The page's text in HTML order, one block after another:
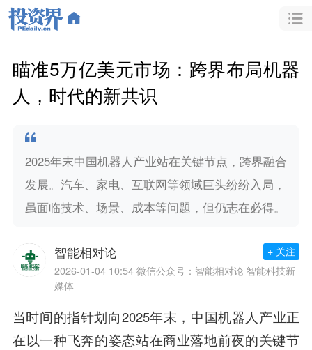
瞄准5万亿美元市场：跨界布局机器
人，时代的新共识
2025年末中国机器人产业站在关键节点，跨界融合
发展。汽车、家电、互联网等领域巨头纷纷入局，
虽面临技术、场景、成本等问题，但仍志在必得。
智能相对论
2026-01-04 10:54 微信公众号：智能相对论 智能科技新
媒体
+ 关注
当时间的指针划向2025年末，中国机器人产业正
在以一种飞奔的姿态站在商业落地前夜的关键节